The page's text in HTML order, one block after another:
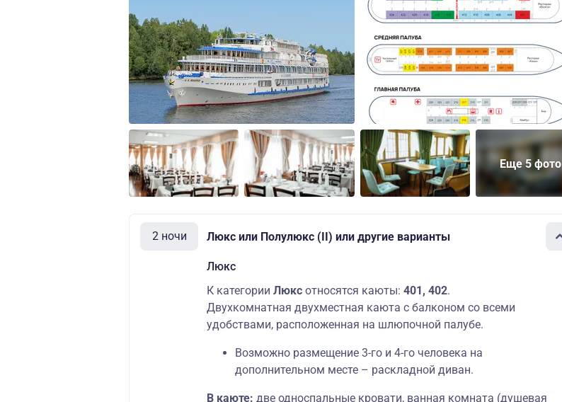
Еще 5 фото
2 ночи Люкс или Полулюкс (II) или другие варианты
Люкс
К категории Люкс относятся каюты: 401, 402.
Двухкомнатная двухместная каюта с балконом со всеми
удобствами, расположенная на шлюпочной палубе.
Возможно размещение 3-го и 4-го человека на
дополнительном месте – раскладной диван.
В каюте: две односпальные кровати, ванная комната (душевая